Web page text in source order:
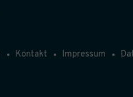
Kontakt Impressum